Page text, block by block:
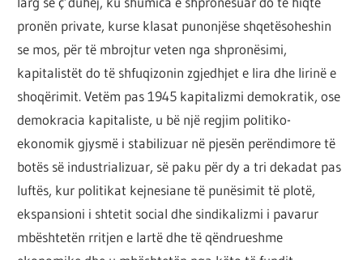
pronën private, kurse klasat punonjëse shqetësoheshin
se mos, për të mbrojtur veten nga shpronësimi,
kapitalistët do të shfuqizonin zgjedhjet e lira dhe lirinë e
shoqërimit. Vetëm pas 1945 kapitalizmi demokratik, ose
demokracia kapitaliste, u bë një regjim politiko-
ekonomik gjysmë i stabilizuar në pjesën perëndimore të
botës së industrializuar, së paku për dy a tri dekadat pas
luftës, kur politikat kejnesiane të punësimit të plotë,
ekspansioni i shtetit social dhe sindikalizmi i pavarur
mbështetën rritjen e lartë dhe të qëndrueshme